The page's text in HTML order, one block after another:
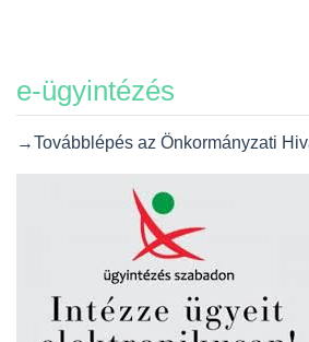
e-ügyintézés
→Továbblépés az Önkormányzati